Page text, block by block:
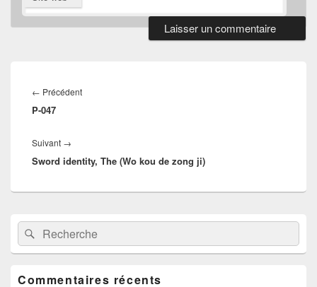
de
l’article
← PrécédentArticle
P-047
Suivant →
suivant :
Sword identity, The (Wo kou de zong ji)
Zone
principale
de
widget
Recherche :Rechercher
Commentaires récents